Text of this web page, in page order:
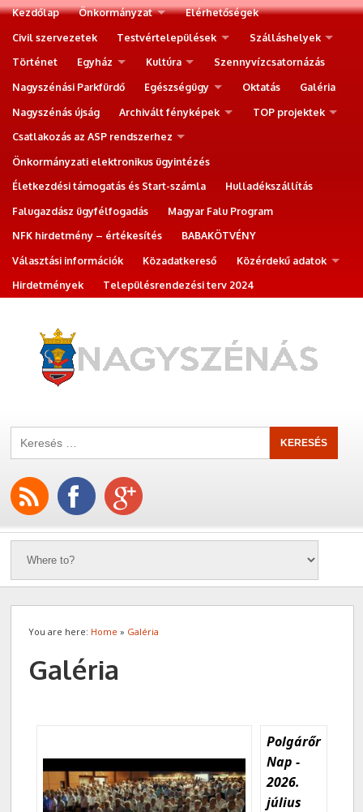
Kezdőlap Önkormányzat
Elérhetőségek
Civil szervezetek
Testvértelepülések
Szálláshelyek
Történet
Egyház Kultúra
Szennyvízcsatornázás
Nagyszénási Parkfürdő
Egészségügy Oktatás
Galéria
Nagyszénás újság
Archivált fényképek
TOP projektek
Csatlakozás az ASP rendszerhez
Önkormányzati elektronikus ügyintézés
Életkezdési támogatás és Start-számla
Hulladékszállítás
Falugazdász ügyfélfogadás
Magyar Falu Program
NFK hirdetmény – értékesítés
BABAKÖTVÉNY
Választási információk
Közadatkereső
Közérdekű adatok
Hirdetmények
Településrendezési terv 2024
You are here: Home » Galéria
Galéria
Polgárőr
Nap -
2026.
július